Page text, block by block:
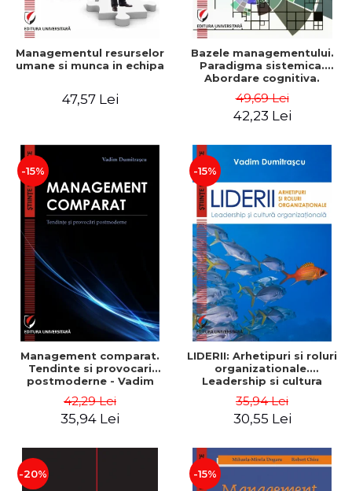
Managementul resurselor
umane si munca in echipa
47,57 Lei
Bazele managementului.
Paradigma sistemica.
Abordare cognitiva.
comportamentala - Vadim
Dumitrascu
49,69 Lei
42,23 Lei
-15%
Management comparat.
Tendinte si provocari
postmoderne - Vadim
42,29 Lei
35,94 Lei
-15%
LIDERII: Arhetipuri si roluri
organizationale.
Leadership si cultura
Dumitrascu
35,94 Lei
30,55 Lei
-20% -15%